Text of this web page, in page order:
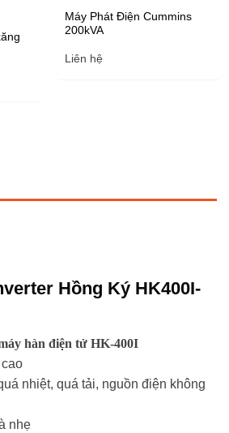
Máy Phát Điện Cummins
200kVA
Liên hệ
Hồng Ký HK400I-
hàn điện tử HK-400I
nhiệt, quá tải, nguồn điện không
nhẹ